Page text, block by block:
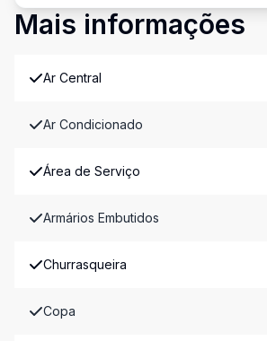
Mais informações
Ar Central
Ar Condicionado
Área de Serviço
Armários Embutidos
Churrasqueira
Copa